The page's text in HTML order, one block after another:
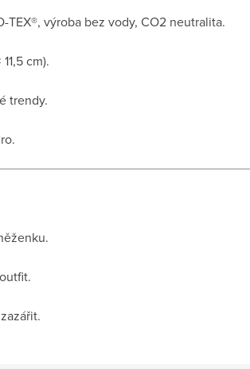
TEX®, výroba bez vody, CO2 neutralita.
cm).
trendy.